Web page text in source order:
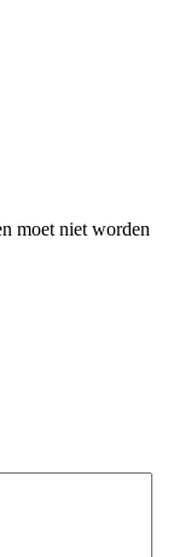
moet niet worden